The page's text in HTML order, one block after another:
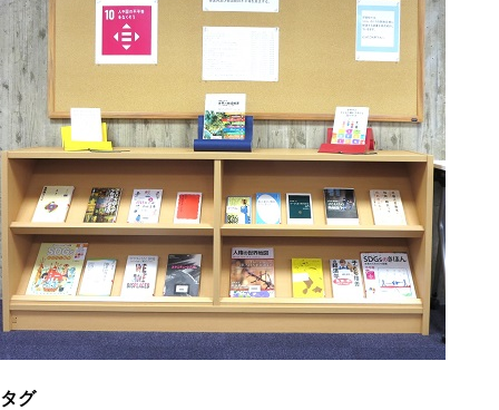
タグ